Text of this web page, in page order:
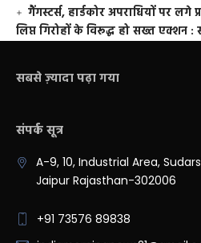
गैंगस्टर्स, हार्डकोर अपराधियों पर
लिप्त गिरोहों के विरूद्ध हो सख्त एक्शन :
सबसे ज़्यादा पढ़ा गया
संपर्क सूत्र
A-9, 10, Industrial Area,
Jaipur Rajasthan-302006
+91 73576 89838